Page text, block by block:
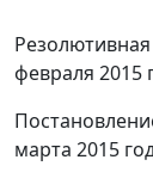
февраля 2015
марта 2015